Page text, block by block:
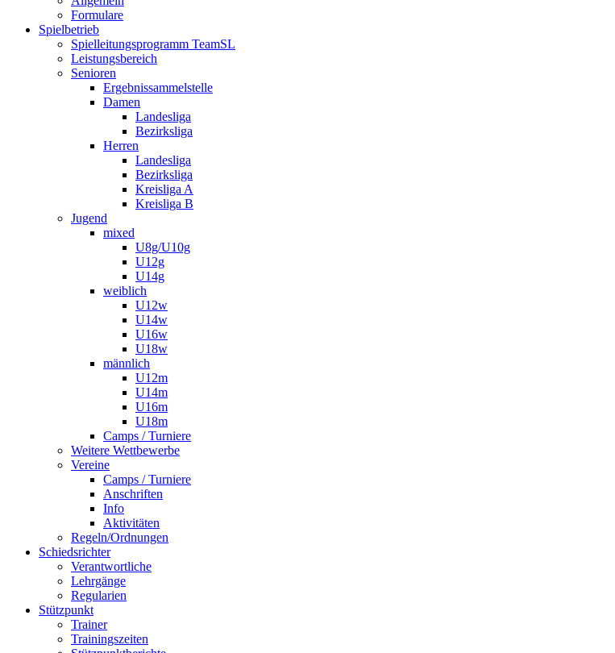
Formulare
Spielbetrieb
Spielleitungsprogramm TeamSL
Leistungsbereich
Senioren
Ergebnissammelstelle
Damen
Landesliga
Bezirksliga
Herren
Landesliga
Bezirksliga
Kreisliga A
Kreisliga B
Jugend
mixed
U8g/U10g
U12g
U14g
weiblich
U12w
U14w
U16w
U18w
männlich
U12m
U14m
U16m
U18m
Camps / Turniere
Weitere Wettbewerbe
Vereine
Camps / Turniere
Anschriften
Info
Aktivitäten
Regeln/Ordnungen
Schiedsrichter
Verantwortliche
Lehrgänge
Regularien
Stützpunkt
Trainer
Trainingszeiten